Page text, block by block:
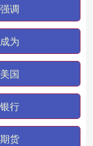
强调
成为
美国
银行
期货